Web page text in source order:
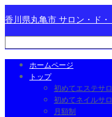
香川県丸亀市 サロン・ド
ホームページ
トップ
初めてエステサ
初めてネイルサ
月額制